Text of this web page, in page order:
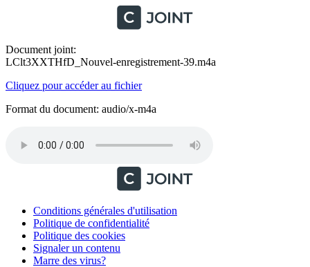
Document joint:
LClt3XXTHfD_Nouvel-enregistrement-39.m4a
Cliquez pour accéder au fichier
Format du document: audio/x-m4a
Conditions générales d'utilisation
Politique de confidentialité
Politique des cookies
Signaler un contenu
Marre des virus?